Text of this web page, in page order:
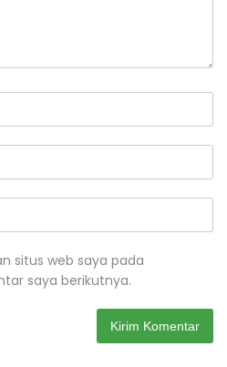
situs web saya pada
saya berikutnya.